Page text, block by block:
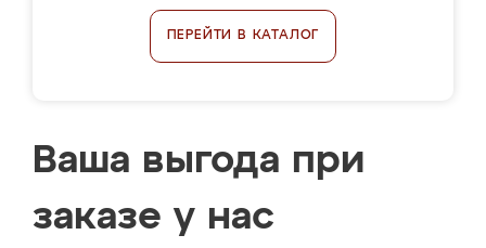
ПЕРЕЙТИ В КАТАЛОГ
Ваша выгода при
заказе у нас